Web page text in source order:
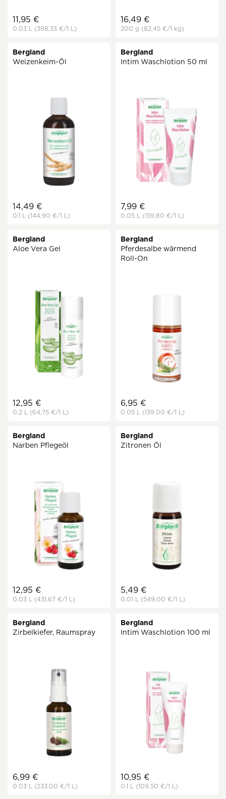
11,95 €
0.03 L (398,33 €/1 L)
16,49 €
200 g (82,45 €/1 kg)
Bergland
Weizenkeim-Öl
14,49 €
0.1 L (144,90 €/1 L)
Bergland
Intim Waschlotion 50 ml
7,99 €
0.05 L (159,80 €/1 L)
Bergland
Aloe Vera Gel
12,95 €
0.2 L (64,75 €/1 L)
Bergland
Pferdesalbe wärmend
Roll-On
6,95 €
0.05 L (139,00 €/1 L)
Bergland
Narben Pflegeöl
12,95 €
0.03 L (431,67 €/1 L)
Bergland
Zitronen Öl
5,49 €
0.01 L (549,00 €/1 L)
Bergland
Zirbelkiefer, Raumspray
6,99 €
0.03 L (233,00 €/1 L)
Bergland
Intim Waschlotion 100 ml
10,95 €
0.1 L (109,50 €/1 L)